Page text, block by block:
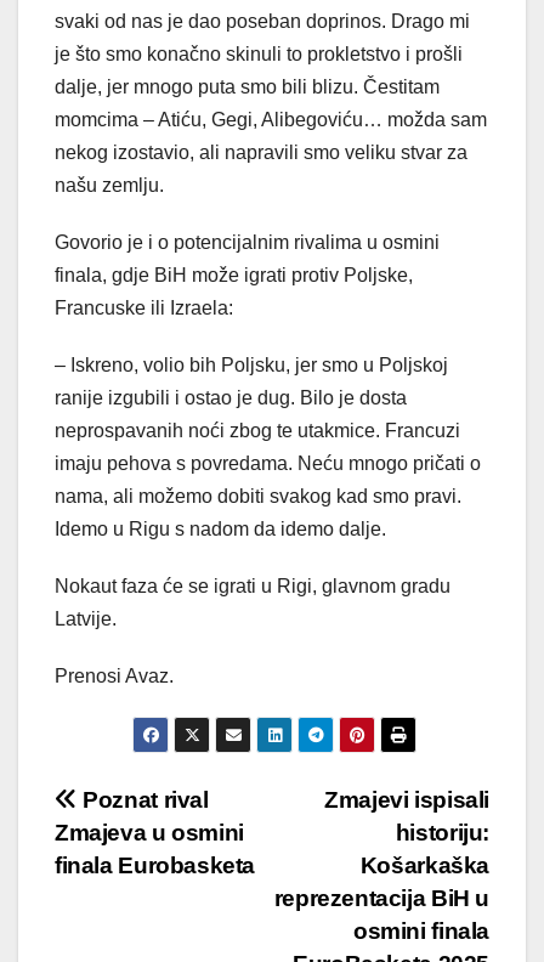
svaki od nas je dao poseban doprinos. Drago mi
je što smo konačno skinuli to prokletstvo i prošli
dalje, jer mnogo puta smo bili blizu. Čestitam
momcima – Atiću, Gegi, Alibegoviću… možda sam
nekog izostavio, ali napravili smo veliku stvar za
našu zemlju.
Govorio je i o potencijalnim rivalima u osmini
finala, gdje BiH može igrati protiv Poljske,
Francuske ili Izraela:
– Iskreno, volio bih Poljsku, jer smo u Poljskoj
ranije izgubili i ostao je dug. Bilo je dosta
neprospavanih noći zbog te utakmice. Francuzi
imaju pehova s povredama. Neću mnogo pričati o
nama, ali možemo dobiti svakog kad smo pravi.
Idemo u Rigu s nadom da idemo dalje.
Nokaut faza će se igrati u Rigi, glavnom gradu
Latvije.
Prenosi Avaz.
Post
navigation
Zmajevi ispisali
historiju:
Košarkaška
reprezentacija BiH u
osmini finala
Poznat rival
Zmajeva u osmini
finala Eurobasketa